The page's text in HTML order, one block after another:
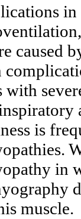
caused
is
in
muscle.